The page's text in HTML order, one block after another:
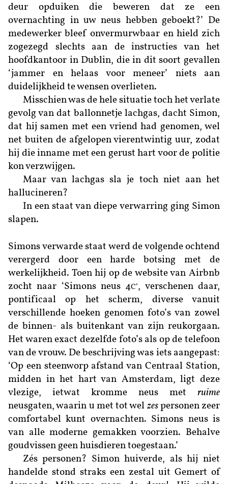
deur opduiken die beweren dat ze een
overnachting in uw neus hebben geboekt?’ De
medewerker bleef onvermurwbaar en hield zich
zogezegd slechts aan de instructies van het
hoofdkantoor in Dublin, die in dit soort gevallen
‘jammer en helaas voor meneer’ niets aan
duidelijkheid te wensen overlieten.
Misschien was de hele situatie toch het verlate
gevolg van dat ballonnetje lachgas, dacht Simon,
dat hij samen met een vriend had genomen, wel
net buiten de afgelopen vierentwintig uur, zodat
hij die inname met een gerust hart voor de politie
kon verzwijgen.
Maar van lachgas sla je toch niet aan het
hallucineren?
In een staat van diepe verwarring ging Simon
slapen.
Simons verwarde staat werd de volgende ochtend
verergerd door een harde botsing met de
werkelijkheid. Toen hij op de website van Airbnb
zocht naar ‘Simons neus 4C’, verschenen daar,
pontificaal op het scherm, diverse vanuit
verschillende hoeken genomen foto’s van zowel
de binnen- als buitenkant van zijn reukorgaan.
Het waren exact dezelfde foto’s als op de telefoon
van de vrouw. De beschrijving was iets aangepast:
‘Op een steenworp afstand van Centraal Station,
midden in het hart van Amsterdam, ligt deze
vlezige, ietwat kromme neus met
ruime
neusgaten, waarin u met tot wel zes personen zeer
comfortabel kunt overnachten. Simons neus is
van alle moderne gemakken voorzien. Behalve
goudvissen geen huisdieren toegestaan.’
Zés personen? Simon huiverde, als hij niet
handelde stond straks een zestal uit Gemert of